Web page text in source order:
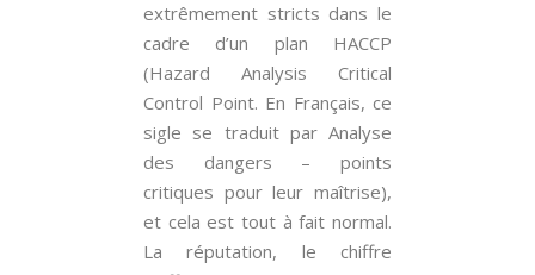
extrêmement stricts dans le
cadre d’un plan HACCP
(Hazard Analysis Critical
Control Point. En Français, ce
sigle se traduit par Analyse
des dangers – points
critiques pour leur maîtrise),
et cela est tout à fait normal.
La réputation, le chiffre